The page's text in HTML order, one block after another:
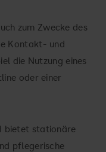
zum Zwecke des
Kontakt- und
die Nutzung eines
oder einer
bietet stationäre
pflegerische